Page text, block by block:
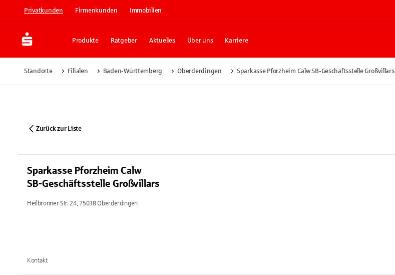
Privatkunden Firmenkunden Immobilien
Produkte Ratgeber Aktuelles Über uns Karriere
Standorte Filialen Baden-Württemberg Oberderdingen Sparkasse Pforzheim Calw SB-Geschäftsstelle Großvillars
Zurück zur Liste
Sparkasse Pforzheim Calw
SB-Geschäftsstelle Großvillars
Heilbronner Str. 24, 75038 Oberderdingen
Kontakt